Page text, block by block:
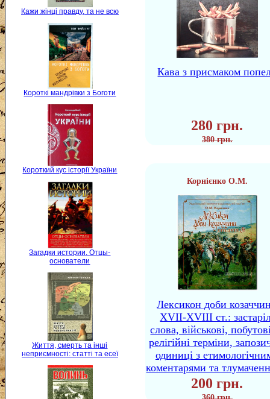
Кажи жінці правду, та не всю
Короткі мандрівки з Боготи
Короткий кус історії України
Загадки истории. Отцы-
основатели
Життя, смерть та інші
неприємності: статті та есеї
Кава з присмаком
280 грн.
380 грн.
Корнієнко О.М.
Лексикон доби
XVII-XVIII ст.:
слова, військові,
релігійні терміни,
одиниці з
коментарями та
200 грн.